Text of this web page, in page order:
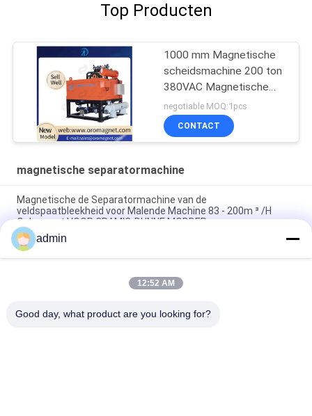
Top Producten
1000 mm Magnetische
scheidsmachine 200 ton
380VAC Magnetische
scheidsmachine voor
slijpmachine
negotiable MOQ:1pcs
CONTACT
magnetische separatormachine
Magnetische de Separatormachine van de
veldspaatbleekheid voor Malende Machine 83 - 200m ³ /H
Opbrengst VOOR CRAMIC-DUNNE MODDER
Gordelconveyor ijzererts Elektro-magnetische rol separator
machine Ononderbroken werk
Van de de Hoge Capaciteitsmagneet van het veldspaatproces
admin
12:52 AM
Good day, what product are you looking for?